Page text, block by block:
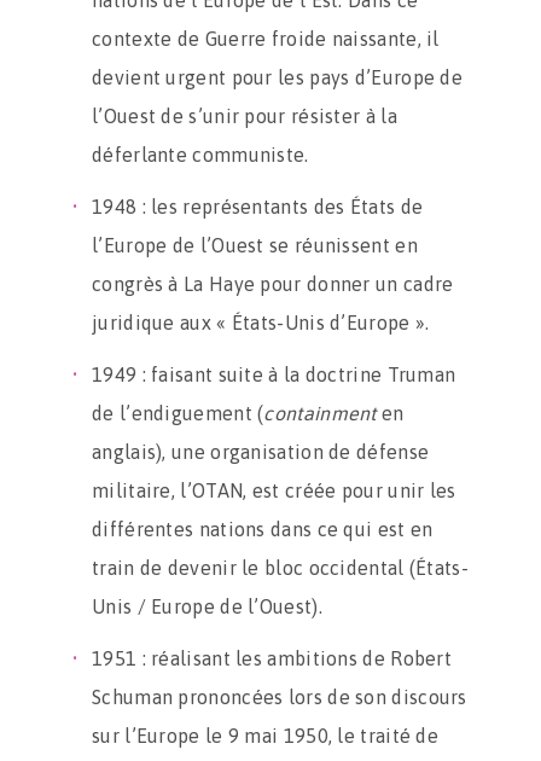
contexte de Guerre froide naissante, il
devient urgent pour les pays d’Europe de
l’Ouest de s’unir pour résister à la
déferlante communiste.
1948 : les représentants des États de
l’Europe de l’Ouest se réunissent en
congrès à La Haye pour donner un cadre
juridique aux « États-Unis d’Europe ».
1949 : faisant suite à la doctrine Truman
de l’endiguement (containmenten
anglais), une organisation de défense
militaire, l’OTAN, est créée pour unir les
différentes nations dans ce qui est en
train de devenir le bloc occidental (États-
Unis / Europe de l’Ouest).
1951 : réalisant les ambitions de Robert
Schuman prononcées lors de son discours
sur l’Europe le 9 mai 1950, le traité de